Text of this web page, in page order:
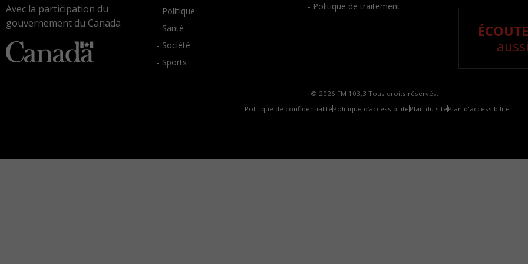
Avec la participation du
gouvernement du Canada
- Politique
- Santé
- Société
- Sports
- Politique de traitement
© 2026 FM 103,3 Tous droits réservés.
Politique de confidentialité Politique d’accessibilité Plan du site Plan d'accessibilite